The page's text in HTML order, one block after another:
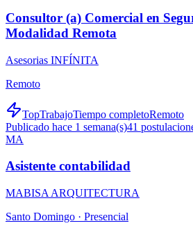
Consultor (a) Comercial en
Modalidad Remota
Asesorias INFÍNITA
Remoto
TopTrabajoTiempo completoRemoto
Publicado hace 1 semana(s)41
MA
Asistente contabilidad
MABISA ARQUITECTURA
Santo Domingo · Presencial